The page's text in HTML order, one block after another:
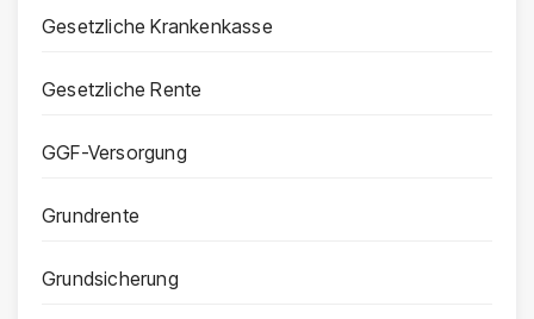
Gesetzliche Krankenkasse
Gesetzliche Rente
GGF-Versorgung
Grundrente
Grundsicherung